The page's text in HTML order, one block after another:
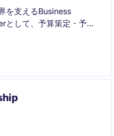
を支えるBusiness
として、予算策定・予測
庫・運転資本管理や経営
スパートナーとして活躍